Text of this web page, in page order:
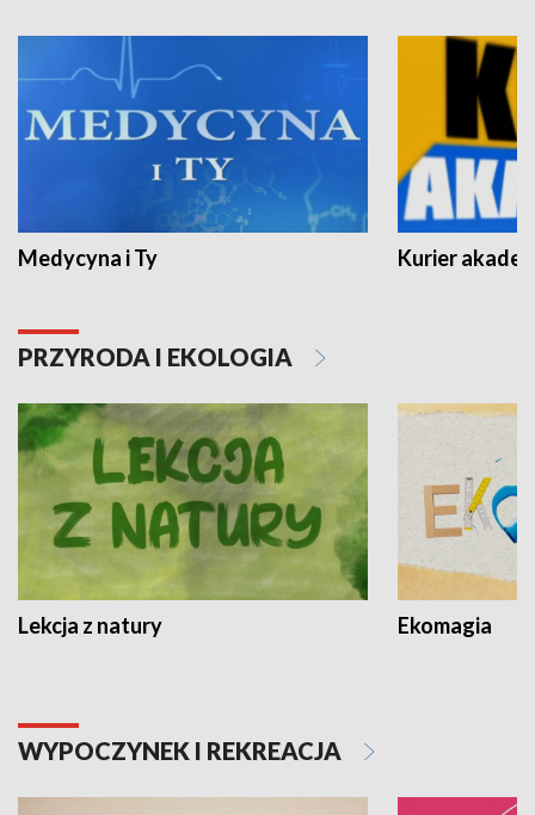
Medycyna i Ty Kurier
PRZYRODA I EKOLOGIA
Lekcja z natury Ekomagia
WYPOCZYNEK I REKREACJA